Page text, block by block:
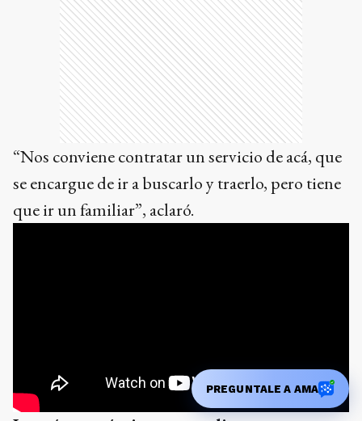
“Nos conviene contratar un servicio de acá, que
se encargue de ir a buscarlo y traerlo, pero tiene
que ir un familiar”, aclaró.
PREGUNTALE A AMA